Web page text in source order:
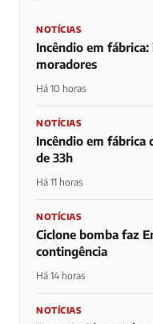
NOTÍCIAS
Incêndio em
moradores
Há 10 horas
NOTÍCIAS
Incêndio em fábrica
de 33h
Há 11 horas
NOTÍCIAS
Ciclone bomba faz
contingência
Há 14 horas
NOTÍCIAS